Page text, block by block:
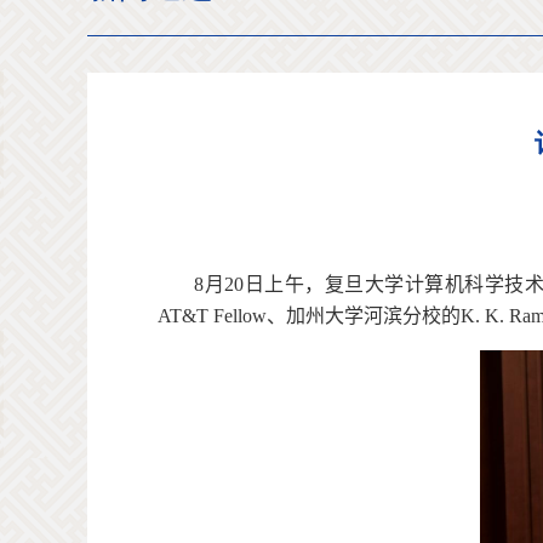
8月 20 日上午，复旦大学计算机科学技
AT&T Fellow、加州大学河滨分校的K. K.